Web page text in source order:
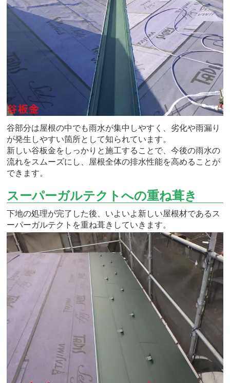
谷部分は屋根の中でも雨水が集中しやすく、劣化や雨漏り
が発生しやすい箇所として知られています。
新しい谷板金をしっかりと施工することで、今後の雨水の
流れをスムーズにし、屋根全体の排水性能を高めることが
できます。
スーパーガルテクトへの重ね葺き
下地の処理が完了した後、いよいよ新しい屋根材であるス
ーパーガルテクトを重ね葺きしていきます。